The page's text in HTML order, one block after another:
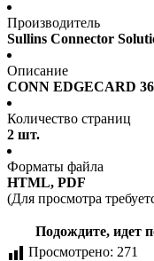
Производитель
Sullins Connector
Описание
CONN EDGECARD
Количество страниц
2 шт.
Форматы файла
HTML, PDF
(Для просмотра
Подождите, идет
Просмотрено: 271